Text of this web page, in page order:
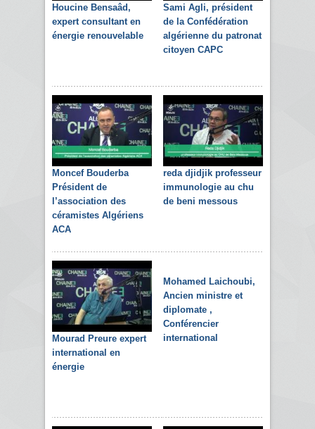
Houcine Bensaâd,
expert consultant en
énergie renouvelable
Sami Agli, président
de la Confédération
algérienne du patronat
citoyen CAPC
Moncef Bouderba
Président de
l’association des
céramistes Algériens
ACA
reda djidjik professeur
immunologie au chu
de beni messous
Mourad Preure expert
international en
énergie
Mohamed Laichoubi,
Ancien ministre et
diplomate ,
Conférencier
international